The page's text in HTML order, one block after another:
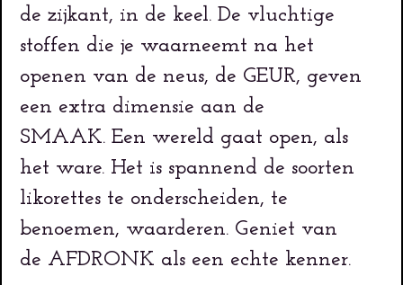
de zijkant, in de keel. De vluchtige
stoffen die je waarneemt na het
openen van de neus, de GEUR, geven
een extra dimensie aan de
SMAAK. Een wereld gaat open, als
het ware. Het is spannend de soorten
likorettes te onderscheiden, te
benoemen, waarderen. Geniet van
de AFDRONK als een echte kenner.